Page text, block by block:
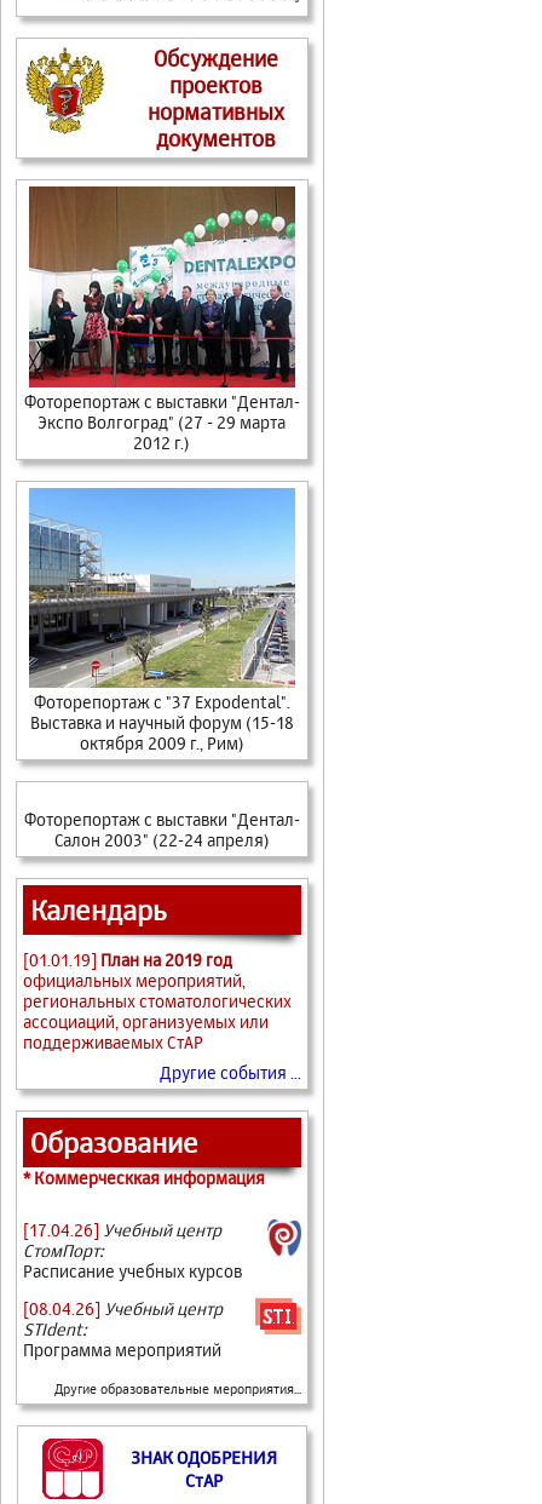
Обсуждение
проектов
нормативных
документов
Фоторепортаж с выставки "Дентал-
Экспо Волгоград" (27 - 29 марта
2012 г.)
Фоторепортаж c "37 Expodental".
Выставка и научный форум (15-18
октября 2009 г., Рим)
Фоторепортаж с выставки "Дентал-
Салон 2003" (22-24 апреля)
Календарь
[01.01.19] План на 2019 год
официальных мероприятий,
региональных стоматологических
ассоциаций, организуемых или
поддерживаемых СтАР
Другие события ...
Образование
* Коммерческкая информация
[17.04.26] Учебный центр
СтомПорт:
Расписание учебных курсов
[08.04.26] Учебный центр
STIdent:
Программа мероприятий
Другие образовательные мероприятия...
ЗНАК ОДОБРЕНИЯ
СтАР